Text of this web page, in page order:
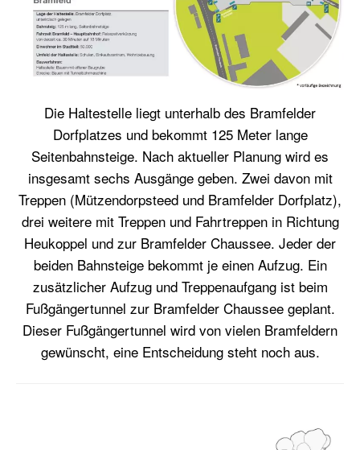
Die Haltestelle liegt unterhalb des Bramfelder
Dorfplatzes und bekommt 125 Meter lange
Seitenbahnsteige. Nach aktueller Planung wird es
insgesamt sechs Ausgänge geben. Zwei davon mit
Treppen (Mützendorpsteed und Bramfelder Dorfplatz),
drei weitere mit Treppen und Fahrtreppen in Richtung
Heukoppel und zur Bramfelder Chaussee. Jeder der
beiden Bahnsteige bekommt je einen Aufzug. Ein
zusätzlicher Aufzug und Treppenaufgang ist beim
Fußgängertunnel zur Bramfelder Chaussee geplant.
Dieser Fußgängertunnel wird von vielen Bramfeldern
gewünscht, eine Entscheidung steht noch aus.